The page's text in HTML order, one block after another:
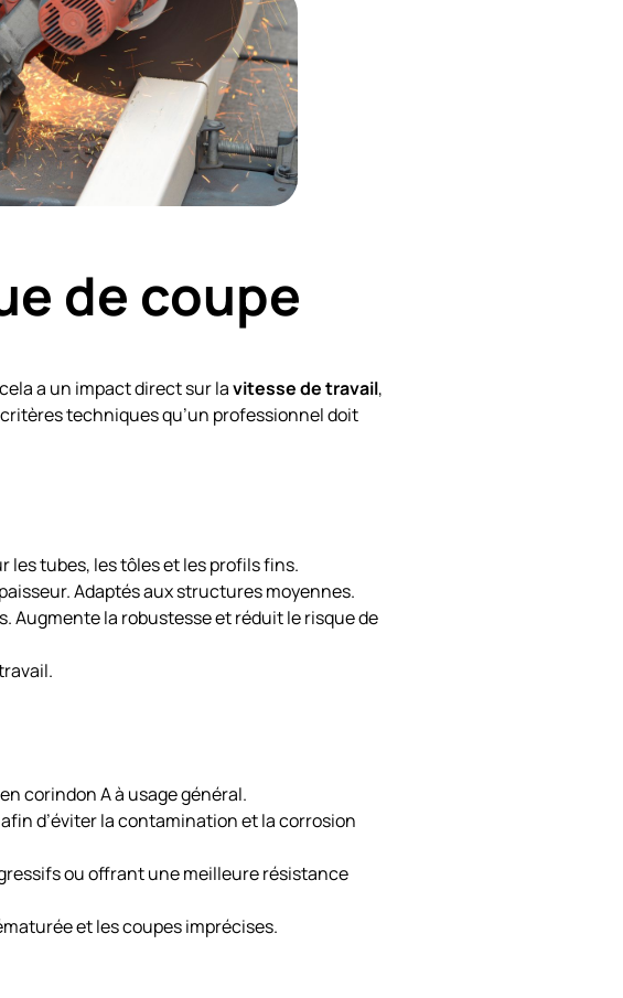
de coupe
a un impact direct sur lavitesse de travail,
critères techniques qu’un professionnel doit
les tubes, les tôles et les profils fins.
Adaptés aux structures moyennes.
Augmente la robustesse et réduit le risque de
corindon A à usage général.
d’éviter la contamination et la corrosion
ou offrant une meilleure résistance
et les coupes imprécises.